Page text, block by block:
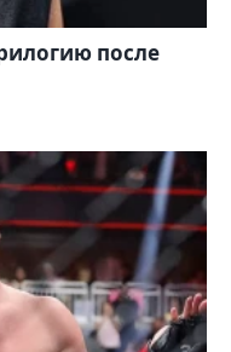
после